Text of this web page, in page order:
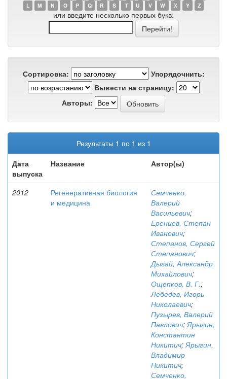
L
M N O P Q R S T U V W X Y Z
или введите несколько первых букв:
Сортировка:
Упорядочнить:
Вывести на страницу:
Авторы:
Результаты 1 по 1 из 1
Дата
выпуска
Название Автор(ы)
2012
Регенеративная биология
и медицина
Семченко,
Валерий
Васильевич;
Ерениев, Степан
Иванович;
Степанов, Сергей
Степанович;
Дыгай, Александр
Михайлович;
Ощепков, В. Г.;
Лебедев, Игорь
Николаевич;
Пузырев, Валерий
Павлович;Ярыгин,
Константин
Никитич;Ярыгин,
Владимир
Никитич;
Семченко,